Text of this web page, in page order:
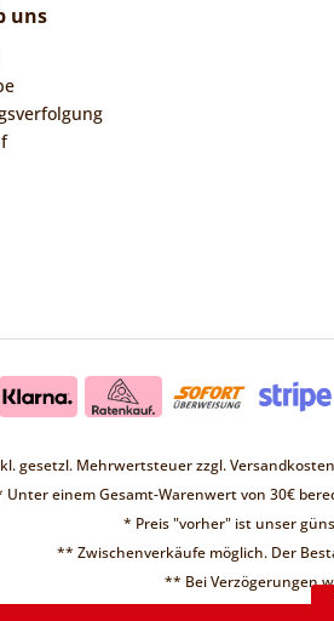
❤ Liebe Kunden ❤
sind keine Bestellungen
uns
gesetzl. Mehrwertsteuer zzgl.Versandkosten
Unter einem Gesamt-Warenwert von 30€
* Preis "vorher" ist unser
** Zwischenverkäufe möglich. Der
** Bei Verzögerungen